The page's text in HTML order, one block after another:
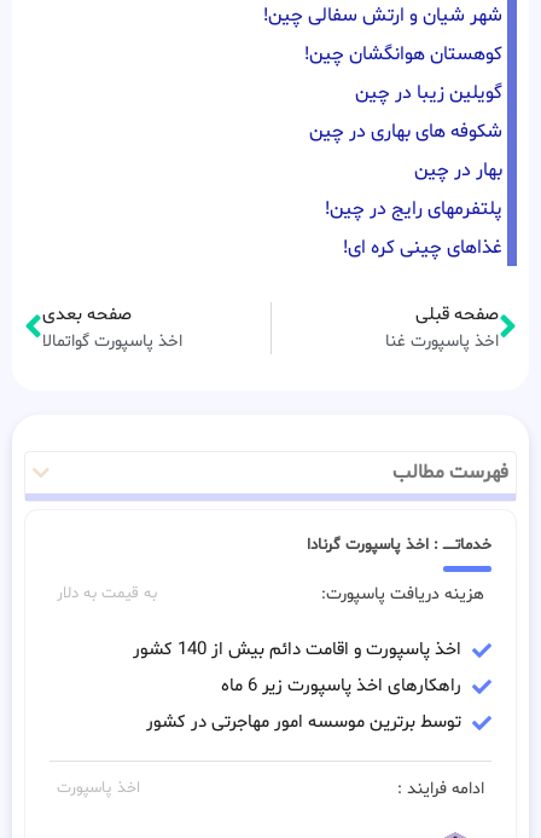
شهر شیان و ارتش سفالی چین!
کوهستان هوانگشان چین!
گویلین زیبا در چین
شکوفه های بهاری در چین
بهار در چین
پلتفرمهای رایج در چین!
غذاهای چینی کره ای!
صفحه قبلی
اخذ پاسپورت غنا
صفحه بعدی
اخذ پاسپورت گواتمالا
فهرست مطالب
خدماتـــــ : اخذ پاسپورت گرنادا
هزینه دریافت پاسپورت: به قیمت به دلار
اخذ پاسپورت و اقامت دائم بیش از 140 کشور
راهکارهای اخذ پاسپورت زیر 6 ماه
توسط برترین موسسه امور مهاجرتی در کشور
ادامه فرایند : اخذ پاسپورت